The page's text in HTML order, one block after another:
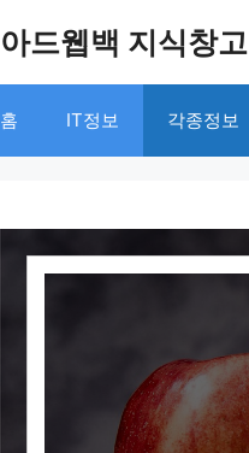
아드웹백 지식창고
홈 IT정보 각종정보